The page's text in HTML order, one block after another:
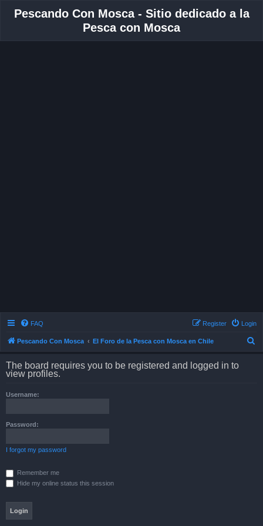
Pescando Con Mosca - Sitio dedicado a la
Pesca con Mosca
FAQ Login
Register
Pescando Con Mosca El Foro de la Pesca con Mosca en Chile
The board requires you to be registered and logged in to
view profiles.
Username:
Password:
I forgot my password
Remember me
Hide my online status this session